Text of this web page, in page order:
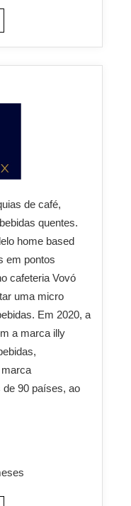
de café,
quentes.
home based
em pontos
cafeteria Vovó
uma micro
Em 2020, a
a marca illy
de 90 países, ao